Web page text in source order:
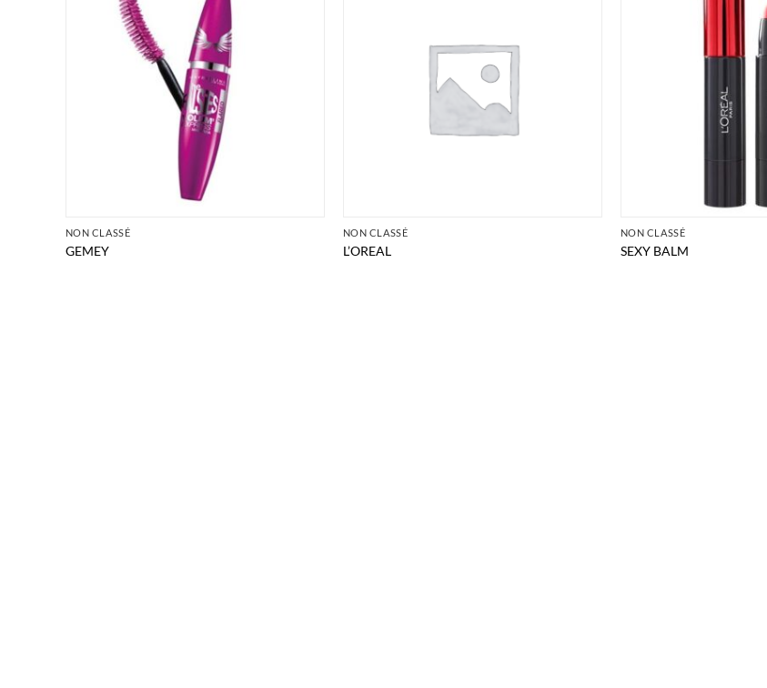
NON CLASSÉ
GEMEY
NON CLASSÉ
L’OREAL
NON CLASSÉ
SEXY BALM